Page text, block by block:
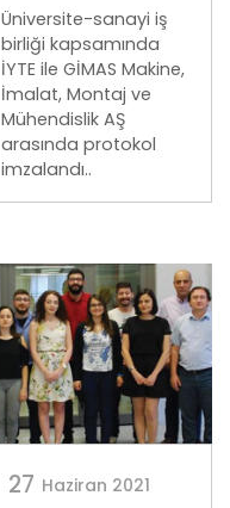
Üniversite-sanayi iş
birliği kapsamında
İYTE ile GİMAS Makine,
İmalat, Montaj ve
Mühendislik AŞ
arasında protokol
imzalandı..
27 Haziran 2021